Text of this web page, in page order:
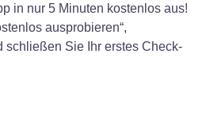
in nur 5 Minuten kostenlos aus!
ausprobieren“,
schließen Sie Ihr erstes Check-